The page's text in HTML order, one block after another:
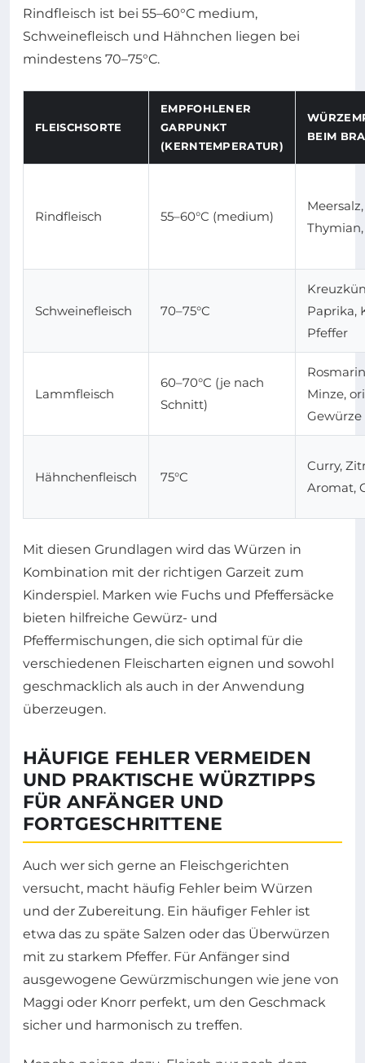
Rindfleisch ist bei 55–60°C medium,
Schweinefleisch und Hähnchen liegen bei
mindestens 70–75°C.
FLEISCHSORTE
EMPFOHLENER
GARPUNKT
(KERNTEMPERATUR)
BEIM
Rindfleisch 55–60°C (medium)
Schweinefleisch 70–75°C
Paprika,
Pfeffer
Lammfleisch
60–70°C (je nach
Schnitt)
Minze,
Gewürze
Hähnchenfleisch 75°C
Curry,
Aromat,
Mit diesen Grundlagen wird das Würzen in
Kombination mit der richtigen Garzeit zum
Kinderspiel. Marken wie Fuchs und Pfeffersäcke
bieten hilfreiche Gewürz- und
Pfeffermischungen, die sich optimal für die
verschiedenen Fleischarten eignen und sowohl
geschmacklich als auch in der Anwendung
überzeugen.
HÄUFIGE FEHLER VERMEIDEN
UND PRAKTISCHE WÜRZTIPPS
FÜR ANFÄNGER UND
FORTGESCHRITTENE
Auch wer sich gerne an Fleischgerichten
versucht, macht häufig Fehler beim Würzen
und der Zubereitung. Ein häufiger Fehler ist
etwa das zu späte Salzen oder das Überwürzen
mit zu starkem Pfeffer. Für Anfänger sind
ausgewogene Gewürzmischungen wie jene von
Maggi oder Knorr perfekt, um den Geschmack
sicher und harmonisch zu treffen.